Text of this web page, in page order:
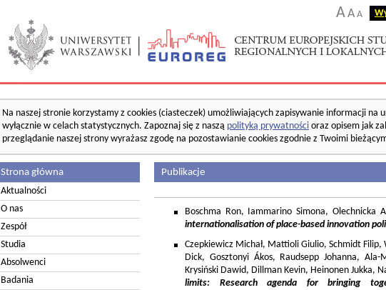
AA A
Na naszej stronie korzystamy z cookies (ciasteczek) umożliwiających zapisywanie informacji na
wyłącznie w celach statystycznych. Zapoznaj się z naszą polityką prywatności oraz opisem jak
przeglądanie naszej strony wyrażasz zgodę na pozostawianie cookies zgodnie z Twoimi
Strona główna
Aktualności
O nas
Zespół
Studia
Absolwenci
Badania
Publikacje
Boschma Ron, Iammarino Simona, Olechnicka
internationalisation of place-based innovation
Czepkiewicz Michał, Mattioli Giulio, Schmidt
Dick, Gosztonyi Ákos, Raudsepp Johanna,
Krysiński Dawid, Dillman Kevin, Heinonen Jukka,
limits: Research agenda for bringing